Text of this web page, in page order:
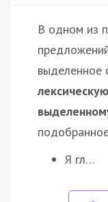
В одном из
выделенное
Я гл…